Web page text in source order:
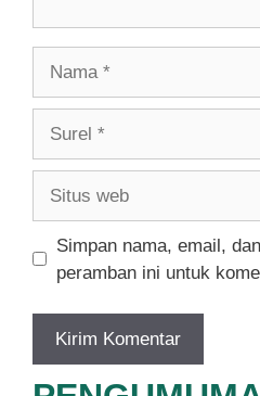
Simpan nama, email,
peramban ini untuk